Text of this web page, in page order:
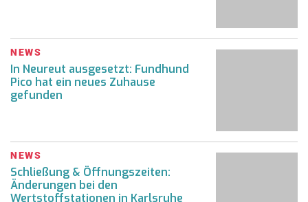
NEWS
In Neureut ausgesetzt: Fundhund
Pico hat ein neues Zuhause
gefunden
NEWS
Schließung & Öffnungszeiten:
Änderungen bei den
Wertstoffstationen in Karlsruhe